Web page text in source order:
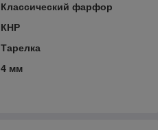
Классический фарфор
КНР
Тарелка
4 мм